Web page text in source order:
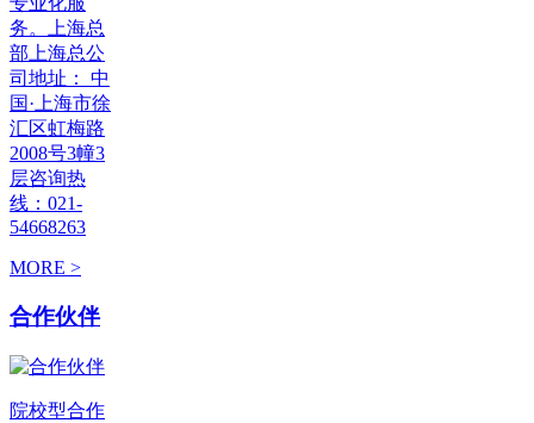
务。上海总
部上海总公
司地址： 中
国·上海市徐
汇区虹梅路
2008号3幢3
层咨询热
线：021-
54668263
MORE >
合作伙伴
院校型合作